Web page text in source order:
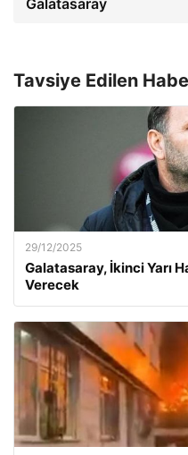
Galatasaray
Tavsiye Edilen
29/12/2025
Galatasaray, İkinci Yarı
Verecek